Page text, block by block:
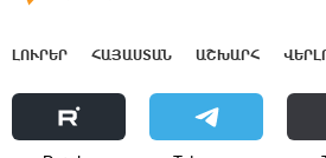
ԼՈՒՐԵՐ ՀԱՅԱՍՏԱՆ ԱՇԽԱՐՀ